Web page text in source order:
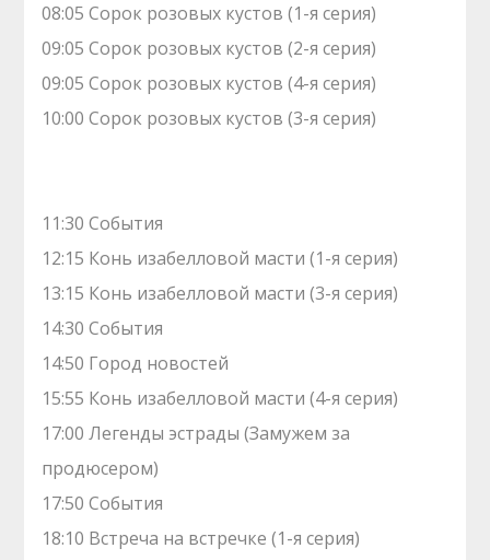
08:05 Сорок розовых кустов (1-я серия)
09:05 Сорок розовых кустов (2-я серия)
09:05 Сорок розовых кустов (4-я серия)
10:00 Сорок розовых кустов (3-я серия)
11:30 События
12:15 Конь изабелловой масти (1-я серия)
13:15 Конь изабелловой масти (3-я серия)
14:30 События
14:50 Город новостей
15:55 Конь изабелловой масти (4-я серия)
17:00 Легенды эстрады (Замужем за
продюсером)
17:50 События
18:10 Встреча на встречке (1-я серия)